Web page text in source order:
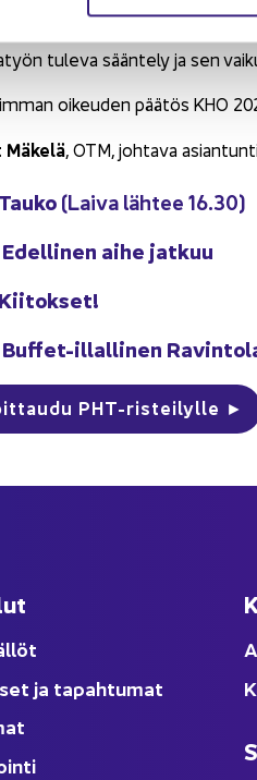
ja mitä vir­he­tul­kin­nois­ta
tu­le­va sään­te­ly ja sen
oi­keu­den pää­tös KHO
, OTM, joh­ta­va
(Laiva läh­tee 16.30)
aihe jat­kuu
Buffet-​illallinen
PHT-​risteilylle ►
ja ta­pah­tu­mat